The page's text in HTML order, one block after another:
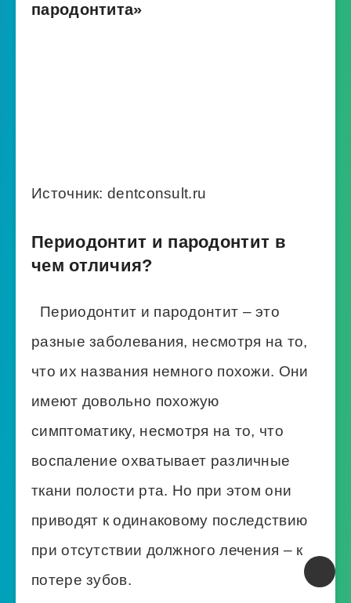
пародонтита»
Источник: dentconsult.ru
Периодонтит и пародонтит в
чем отличия?
Периодонтит и пародонтит – это
разные заболевания, несмотря на то,
что их названия немного похожи. Они
имеют довольно похожую
симптоматику, несмотря на то, что
воспаление охватывает различные
ткани полости рта. Но при этом они
приводят к одинаковому последствию
при отсутствии должного лечения – к
потере зубов.